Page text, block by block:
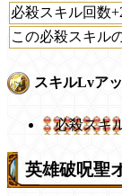
必殺スキル回数
この必殺スキル
スキルLvア
必殺スキ
英雄破呪聖